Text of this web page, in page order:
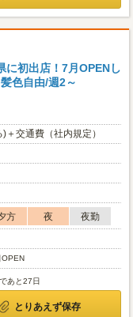
に初出店！7月OPENし
色自由/週2～
交通費（社内規定）
方 夜
夜勤
あと27日
とりあえず保存